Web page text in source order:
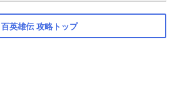
百英雄伝 攻略トップ